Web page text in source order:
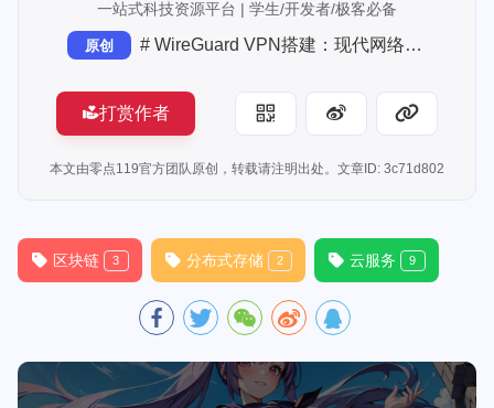
一站式科技资源平台 | 学生/开发者/极客必备
原创 # WireGuard VPN搭建：现代网络加密隧道的工程实践
打赏作者
本文由零点119官方团队原创，转载请注明出处。文章ID: 3c71d802
区块链 3 分布式存储 2 云服务 9